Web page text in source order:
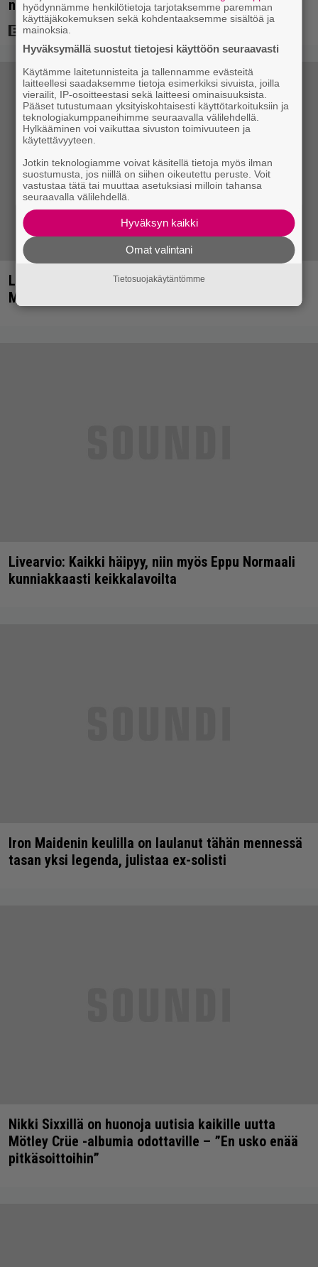
nähdään hämmenttävän nykyaikainen kännykkä
Laiva on lastattu raskaalla musiikilla – Hellsinki
Metal Festivalin risteilyn ohjelma julki
Livearvio: Kaikki häipyy, niin myös Eppu Normaali
kunniakkaasti keikkalavoilta
Iron Maidenin keulilla on laulanut tähän mennessä
tasan yksi legenda, julistaa ex-solisti
Nikki Sixxillä on huonoja uutisia kaikille uutta
Mötley Crüe -albumia odottaville – ”En usko enää
pitkäsoittoihin”
hyödynnämme henkilötietoja tarjotaksemme paremman
käyttäjäkokemuksen sekä kohdentaaksemme sisältöä ja
mainoksia.
Hyväksymällä suostut tietojesi käyttöön seuraavasti
Käytämme laitetunnisteita ja tallennamme evästeitä
laitteellesi saadaksemme tietoja esimerkiksi sivuista, joilla
vierailit, IP-osoitteestasi sekä laitteesi ominaisuuksista.
Pääset tutustumaan yksityiskohtaisesti käyttötarkoituksiin ja
teknologiakumppaneihimme seuraavalla välilehdellä.
Hylkääminen voi vaikuttaa sivuston toimivuuteen ja
käytettävyyteen.
Jotkin teknologiamme voivat käsitellä tietoja myös ilman
suostumusta, jos niillä on siihen oikeutettu peruste. Voit
vastustaa tätä tai muuttaa asetuksiasi milloin tahansa
seuraavalla välilehdellä.
Hyväksyn kaikki
Omat valintani
Tietosuojakäytäntömme